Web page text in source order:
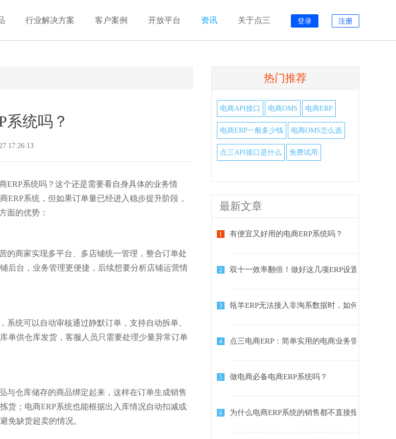
登录 注册
行业解决方案 客户案例 开放平台 资讯 关于点三
系统吗？
17:26:13
ERP系统吗？这个还是需要看自身具体的业务情
系统，但如果订单量已经进入稳步提升阶段，
面的优势：
的商家实现多平台、多店铺统一管理，整合订单处
后台，业务管理更便捷，后续想要分析店铺运营情
统可以自动审核通过静默订单，支持自动拆单、
单供仓库发货，客服人员只需要处理少量异常订单
与仓库储存的商品绑定起来，这样在订单生成销售
货；电商ERP系统也能根据出入库情况自动扣减或
免缺货超卖的情况。
热门推荐
电商API接口 电商OMS 电商ERP
电商ERP一般多少钱 电商OMS怎么选
点三API接口是什么 免费试用
最新文章
1 有便宜又好用的电商ERP系统吗？
2 双十一效率翻倍！做好这几项ERP设置，爆单发
3 瓴羊ERP无法接入非淘系数据时，如何选择高性
4 点三电商ERP：简单实用的电商业务管理系统
5 做电商必备电商ERP系统吗？
6 为什么电商ERP系统的销售都不直接报价？